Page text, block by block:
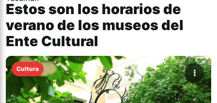
Estos son los horarios de
verano de los museos del
Ente Cultural
Cultura